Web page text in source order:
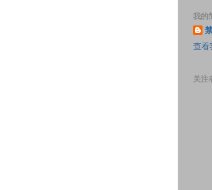
我的
查看
关注